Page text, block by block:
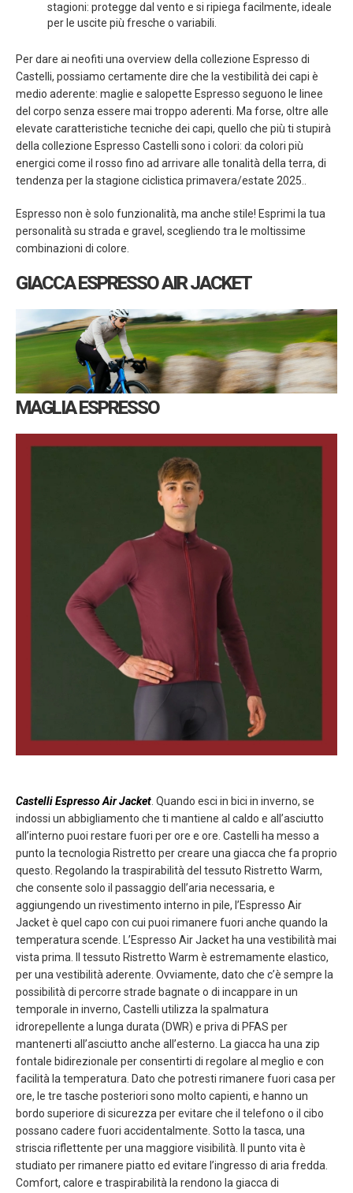
stagioni: protegge dal vento e si ripiega facilmente, ideale
per le uscite più fresche o variabili.
Per dare ai neofiti una overview della collezione Espresso di
Castelli, possiamo certamente dire che la vestibilità dei capi è
medio aderente: maglie e salopette Espresso seguono le linee
del corpo senza essere mai troppo aderenti. Ma forse, oltre alle
elevate caratteristiche tecniche dei capi, quello che più ti stupirà
della collezione Espresso Castelli sono i colori: da colori più
energici come il rosso fino ad arrivare alle tonalità della terra, di
tendenza per la stagione ciclistica primavera/estate 2025..
Espresso non è solo funzionalità, ma anche stile! Esprimi la tua
personalità su strada e gravel, scegliendo tra le moltissime
combinazioni di colore.
GIACCA ESPRESSO AIR JACKET
MAGLIA ESPRESSO
Castelli Espresso Air Jacket . Quando esci in bici in inverno, se
indossi un abbigliamento che ti mantiene al caldo e all’asciutto
all’interno puoi restare fuori per ore e ore. Castelli ha messo a
punto la tecnologia Ristretto per creare una giacca che fa proprio
questo. Regolando la traspirabilità del tessuto Ristretto Warm,
che consente solo il passaggio dell’aria necessaria, e
aggiungendo un rivestimento interno in pile, l’Espresso Air
Jacket è quel capo con cui puoi rimanere fuori anche quando la
temperatura scende. L’Espresso Air Jacket ha una vestibilità mai
vista prima. Il tessuto Ristretto Warm è estremamente elastico,
per una vestibilità aderente. Ovviamente, dato che c’è sempre la
possibilità di percorre strade bagnate o di incappare in un
temporale in inverno, Castelli utilizza la spalmatura
idrorepellente a lunga durata (DWR) e priva di PFAS per
mantenerti all’asciutto anche all’esterno. La giacca ha una zip
fontale bidirezionale per consentirti di regolare al meglio e con
facilità la temperatura. Dato che potresti rimanere fuori casa per
ore, le tre tasche posteriori sono molto capienti, e hanno un
bordo superiore di sicurezza per evitare che il telefono o il cibo
possano cadere fuori accidentalmente. Sotto la tasca, una
striscia riflettente per una maggiore visibilità. Il punto vita è
studiato per rimanere piatto ed evitare l’ingresso di aria fredda.
Comfort, calore e traspirabilità la rendono la giacca di